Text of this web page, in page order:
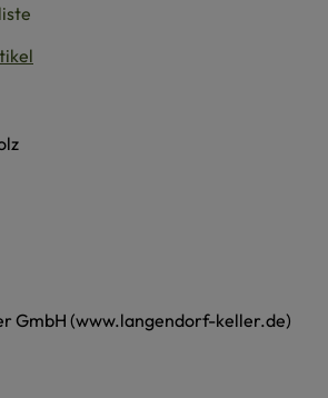
GmbH (www.langendorf-keller.de)